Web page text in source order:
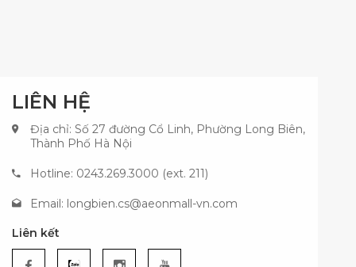
LIÊN HỆ
Địa chỉ: Số 27 đường Cổ Linh, Phường Long Biên,
Thành Phố Hà Nội
Hotline: 0243.269.3000 (ext. 211)
Email: longbien.cs@aeonmall-vn.com
Liên kết